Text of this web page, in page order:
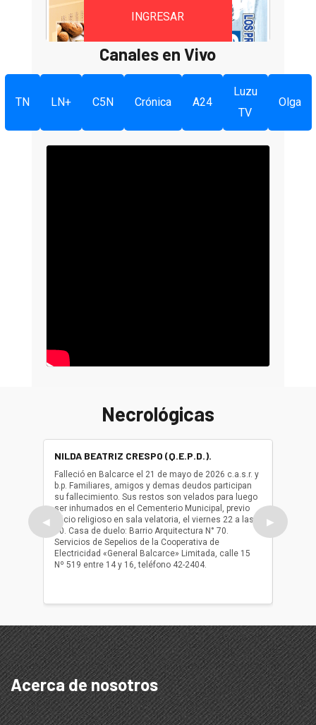
INGRESAR
Canales en Vivo
TN LN+ C5N Crónica A24
Luzu
TV
Olga
Necrológicas
◀
NILDA BEATRIZ CRESPO (Q.E.P.D.).
Falleció en Balcarce el 21 de mayo de 2026 c.a.s.r. y
b.p. Familiares, amigos y demas deudos participan
su fallecimiento. Sus restos son velados para luego
ser inhumados en el Cementerio Municipal, previo
oficio religioso en sala velatoria, el viernes 22 a las
10. Casa de duelo: Barrio Arquitectura N° 70.
Servicios de Sepelios de la Cooperativa de
Electricidad «General Balcarce» Limitada, calle 15
Nº 519 entre 14 y 16, teléfono 42-2404.
ser
oficio
▶
Acerca de nosotros